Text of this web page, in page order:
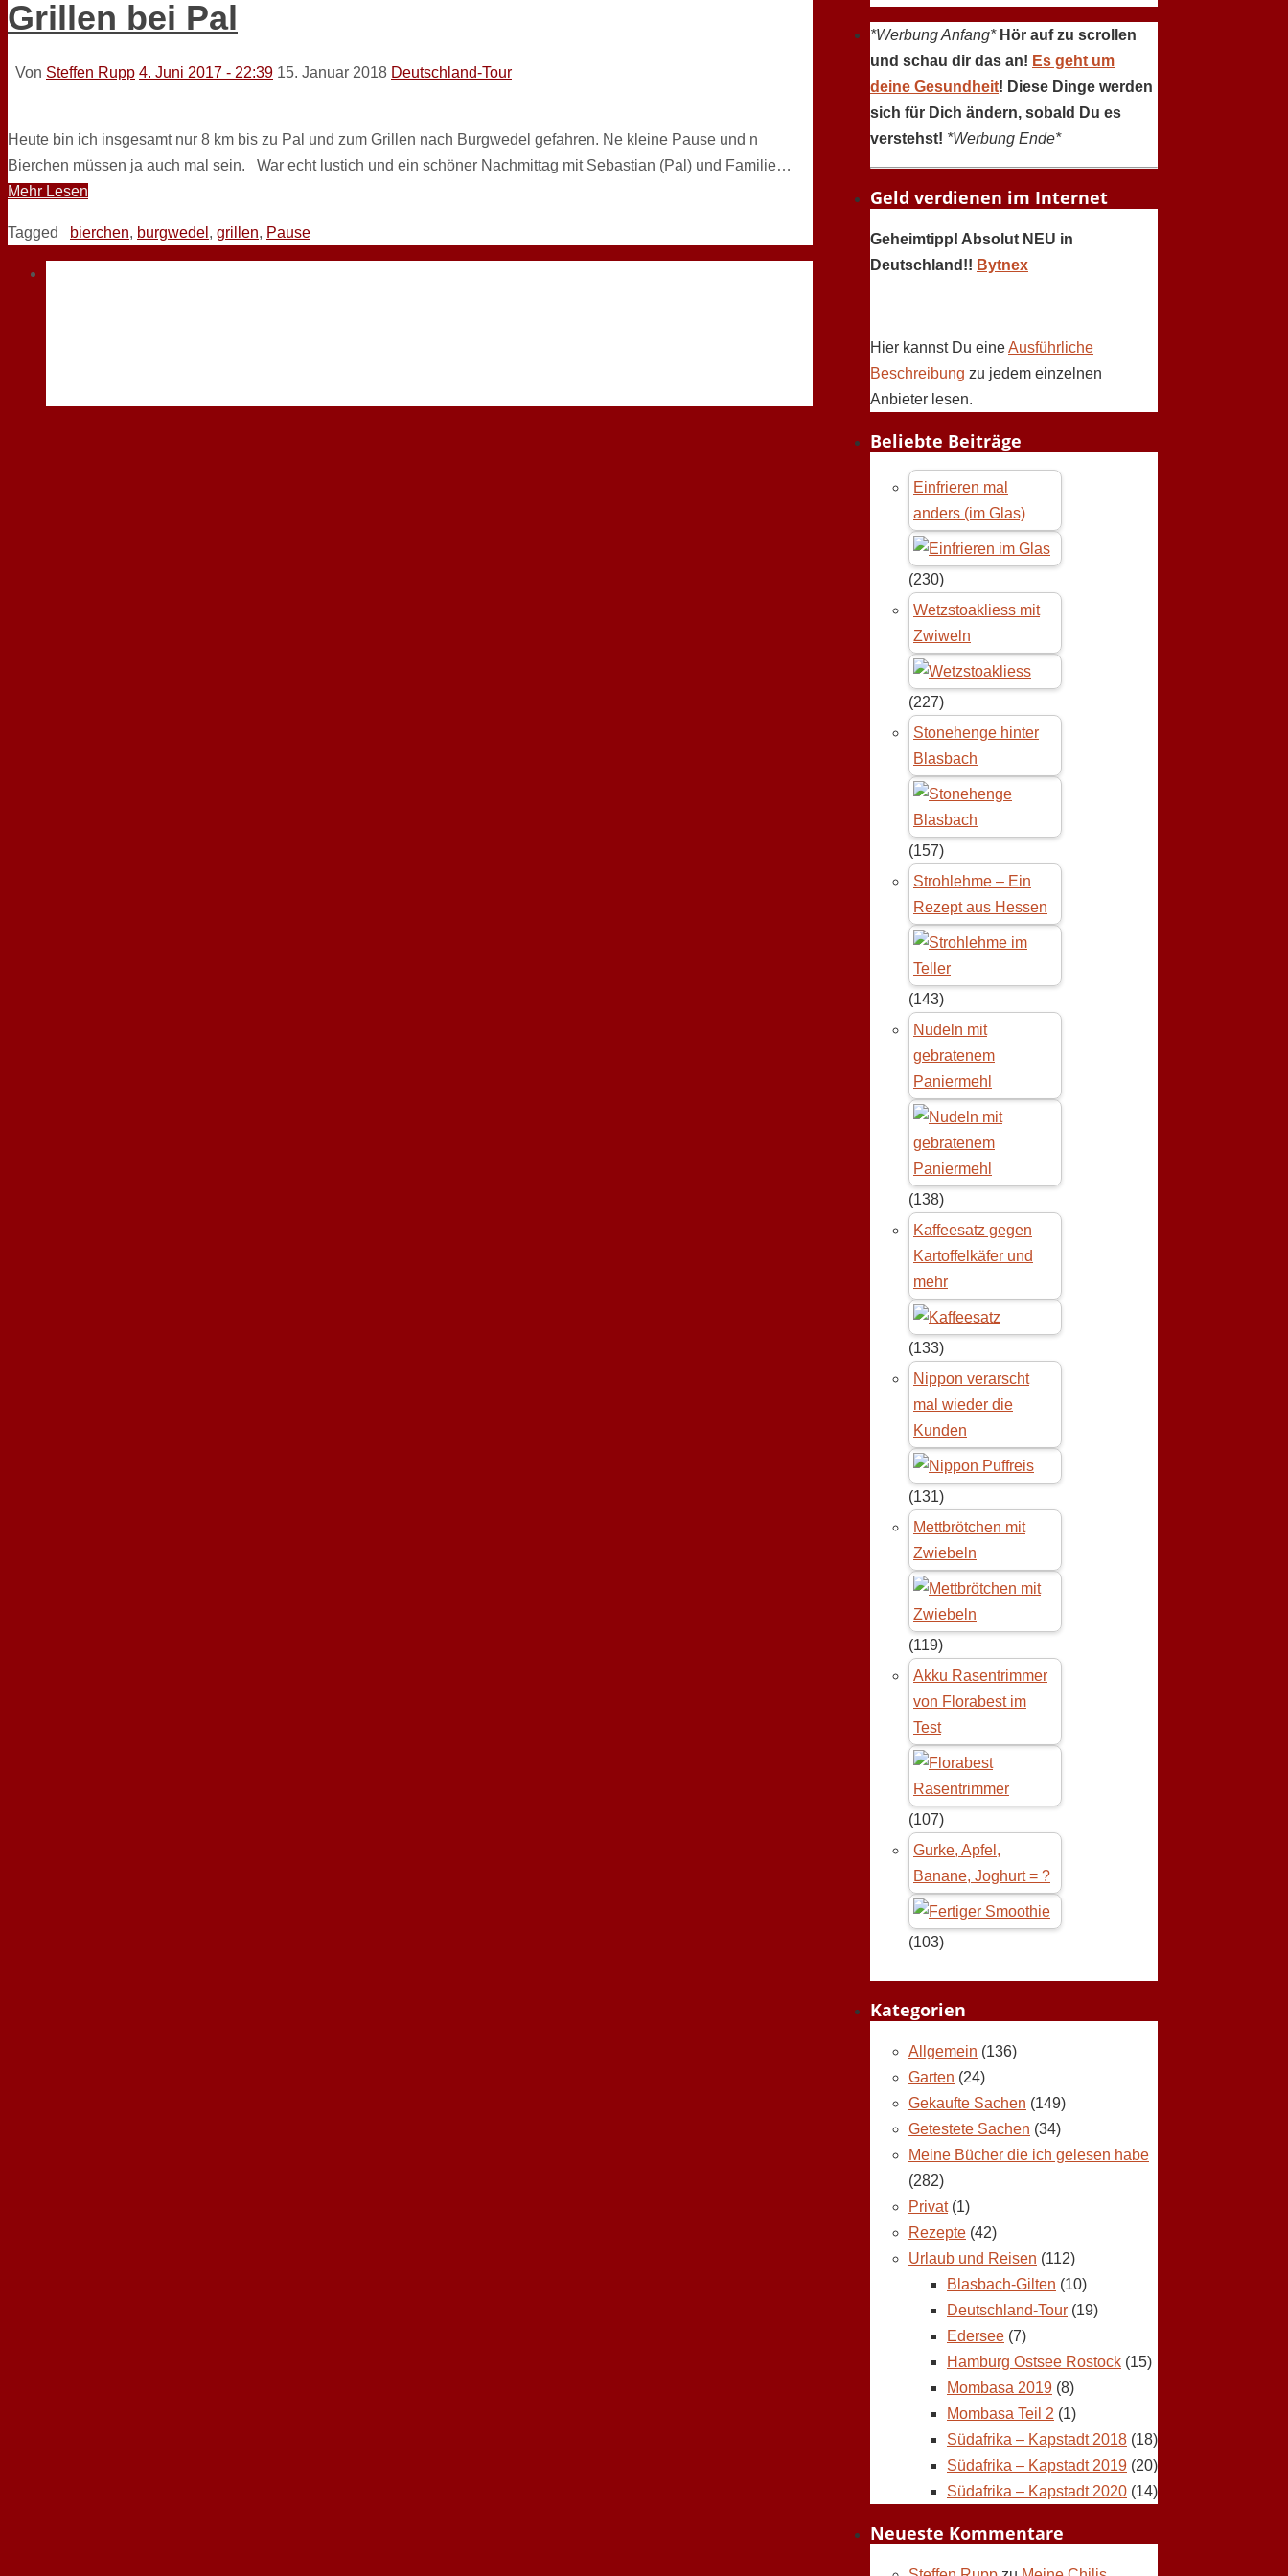
Grillen bei Pal
Von Steffen Rupp 4. Juni 2017 - 22:39 15. Januar 2018 Deutschland-Tour
Heute bin ich insgesamt nur 8 km bis zu Pal und zum Grillen nach Burgwedel gefahren. Ne kleine Pause und n
Bierchen müssen ja auch mal sein. War echt lustich und ein schöner Nachmittag mit Sebastian (Pal) und Familie…
Mehr Lesen
Tagged bierchen, burgwedel , grillen, Pause
*Werbung Anfang* Hör auf zu scrollen
und schau dir das an! Es geht um
deine Gesundheit! Diese Dinge werden
sich für Dich ändern, sobald Du es
verstehst! *Werbung Ende*
Geld verdienen im Internet
Geheimtipp! Absolut NEU in
Deutschland!! Bytnex
Hier kannst Du eineAusführliche
Beschreibung zu jedem einzelnen
Anbieter lesen.
Beliebte Beiträge
Einfrieren mal
anders (im Glas)
(230)
Wetzstoakliess mit
Zwiweln
(227)
Stonehenge hinter
Blasbach
(157)
Strohlehme – Ein
Rezept aus Hessen
(143)
Nudeln mit
gebratenem
Paniermehl
(138)
Kaffeesatz gegen
Kartoffelkäfer und
mehr
(133)
Nippon verarscht
mal wieder die
Kunden
(131)
Mettbrötchen mit
Zwiebeln
(119)
Akku Rasentrimmer
von Florabest im
Test
(107)
Gurke, Apfel,
Banane, Joghurt = ?
(103)
Kategorien
Allgemein (136)
Garten (24)
Gekaufte Sachen (149)
Getestete Sachen (34)
Meine Bücher die ich gelesen habe
(282)
Privat(1)
Rezepte (42)
Urlaub und Reisen (112)
Blasbach-Gilten (10)
Deutschland-Tour (19)
Edersee (7)
Hamburg Ostsee Rostock (15)
Mombasa 2019 (8)
Mombasa Teil 2 (1)
Südafrika – Kapstadt 2018 (18)
Südafrika – Kapstadt 2019 (20)
Südafrika – Kapstadt 2020 (14)
Neueste Kommentare